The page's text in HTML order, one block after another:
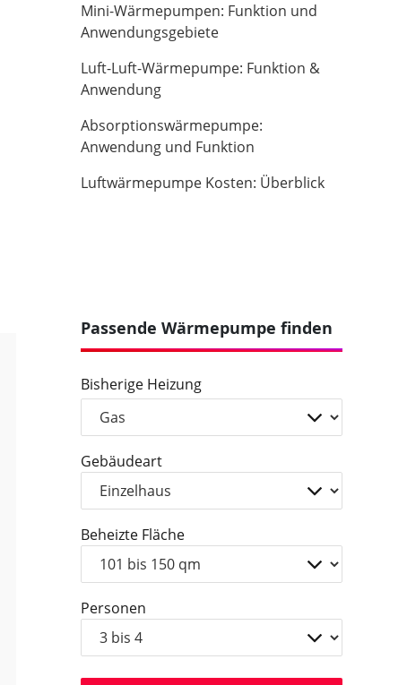
Mini-Wärmepumpen: Funktion und
Anwendungsgebiete
Luft-Luft-Wärmepumpe: Funktion &
Anwendung
Absorptionswärmepumpe:
Anwendung und Funktion
Luftwärmepumpe Kosten: Überblick
Passende Wärmepumpe finden
Bisherige Heizung
Gebäudeart
Beheizte Fläche
Personen